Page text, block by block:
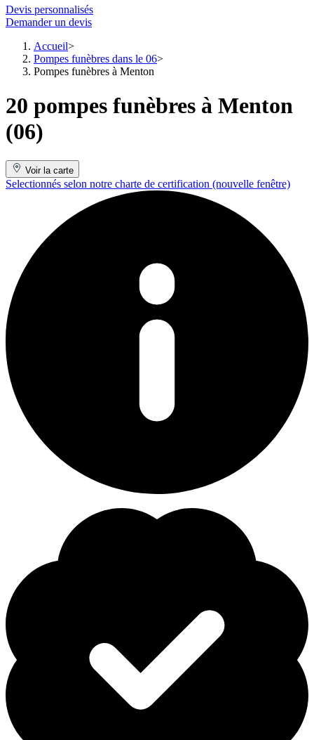
Devis personnalisés
Demander un devis
Accueil
Pompes funèbres dans le 06
Pompes funèbres à Menton
20 pompes funèbres à Menton
(06)
Voir la carte
Selectionnés selon notre charte de certification (nouvelle fenêtre)